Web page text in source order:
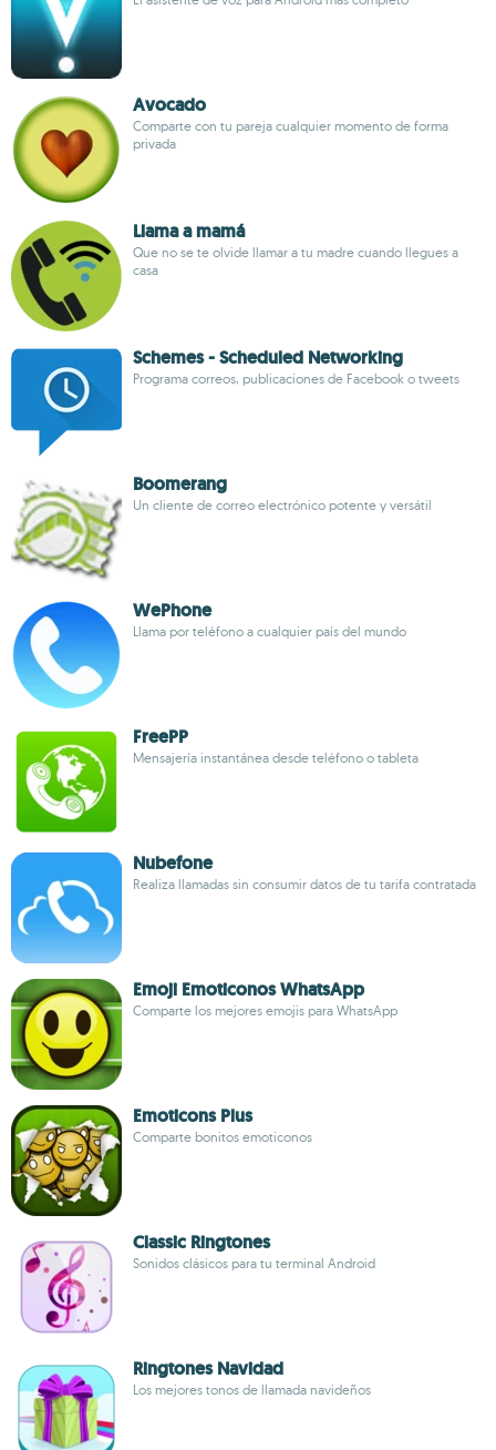
Avocado
Comparte con tu pareja cualquier momento de forma
privada
Llama a mamá
Que no se te olvide llamar a tu madre cuando llegues a
casa
Schemes - Scheduled Networking
Programa correos, publicaciones de Facebook o tweets
Boomerang
Un cliente de correo electrónico potente y versátil
WePhone
Llama por teléfono a cualquier país del mundo
FreePP
Mensajería instantánea desde teléfono o tableta
Nubefone
Realiza llamadas sin consumir datos de tu tarifa contratada
Emoji Emoticonos WhatsApp
Comparte los mejores emojis para WhatsApp
Emoticons Plus
Comparte bonitos emoticonos
Classic Ringtones
Sonidos clásicos para tu terminal Android
Ringtones Navidad
Los mejores tonos de llamada navideños